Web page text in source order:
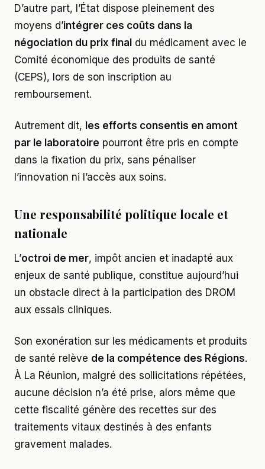
D’autre part, l’État dispose pleinement des
moyens d’intégrer ces coûts dans la
négociation du prix final du médicament avec le
Comité économique des produits de santé
(CEPS), lors de son inscription au
remboursement.
Autrement dit, les efforts consentis en amont
par le laboratoire pourront être pris en compte
dans la fixation du prix, sans pénaliser
l’innovation ni l’accès aux soins.
Une responsabilité politique locale et
nationale
L’octroi de mer, impôt ancien et inadapté aux
enjeux de santé publique, constitue aujourd’hui
un obstacle direct à la participation des DROM
aux essais cliniques.
Son exonération sur les médicaments et produits
de santé relève de la compétence des Régions.
À La Réunion, malgré des sollicitations répétées,
aucune décision n’a été prise, alors même que
cette fiscalité génère des recettes sur des
traitements vitaux destinés à des enfants
gravement malades.